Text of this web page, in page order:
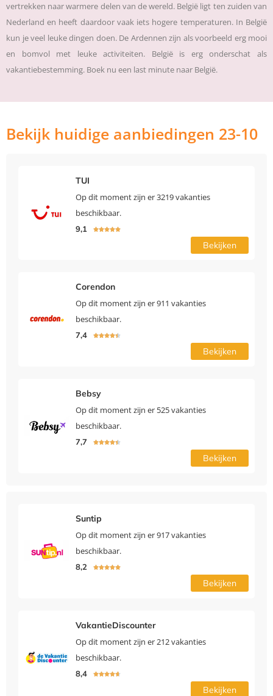
vertrekken naar warmere delen van de wereld. België ligt ten zuiden van
Nederland en heeft daardoor vaak iets hogere temperaturen. In België
kun je veel leuke dingen doen. De Ardennen zijn als voorbeeld erg mooi
en bomvol met leuke activiteiten. België is erg onderschat als
vakantiebestemming. Boek nu een last minute naar België.
Bekijk huidige aanbiedingen 23-10
TUI
Op dit moment zijn er 3219 vakanties
beschikbaar.
9,1 
Bekijken
Corendon
Op dit moment zijn er 911 vakanties
beschikbaar.
7,4 
Bekijken
Bebsy
Op dit moment zijn er 525 vakanties
beschikbaar.
7,7 
Bekijken
Suntip
Op dit moment zijn er 917 vakanties
beschikbaar.
8,2 
Bekijken
VakantieDiscounter
Op dit moment zijn er 212 vakanties
beschikbaar.
8,4 
Bekijken